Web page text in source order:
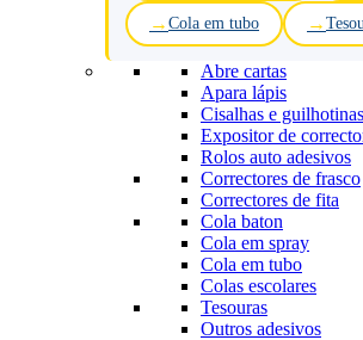
Cola em tubo
Abre cartas
Apara lápis
Cisalhas e guilhotinas
Expositor de
Rolos auto adesivos
Correctores de frasco
Correctores de fita
Cola baton
Cola em spray
Cola em tubo
Colas escolares
Tesouras
Outros adesivos